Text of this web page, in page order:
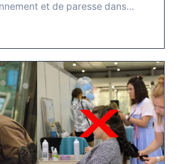
et de paresse dans…